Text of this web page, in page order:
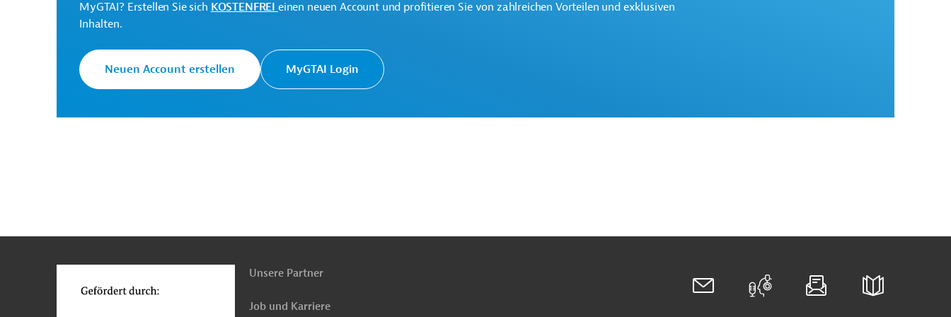
Public Administration
State Geodetic
MyGTAI? Erstellen Sie sich KOSTENFREI einen neuen Account und profitieren Sie von zahlreichen Vorteilen und exklusiven
Inhalten.
Neuen Account erstellen MyGTAI Login
oben
Unsere Partner
Job und Karriere